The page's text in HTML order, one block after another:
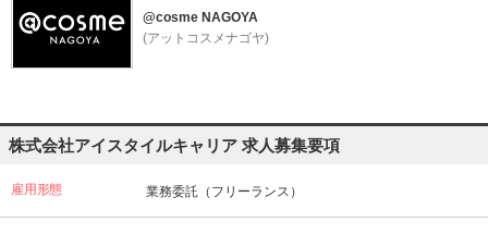
@cosme NAGOYA
(アットコスメナゴヤ)
株式会社アイスタイルキャリア 求人募集要項
雇用形態 業務委託（フリーランス）